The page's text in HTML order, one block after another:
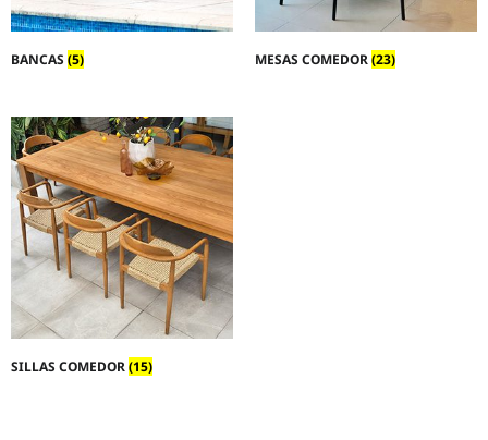
BANCAS (5) MESAS COMEDOR(23)
SILLAS COMEDOR(15)